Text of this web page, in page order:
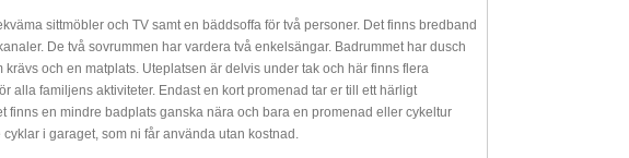
sittmöbler och TV samt en bäddsoffa för två personer. Det finns bredband
De två sovrummen har vardera två enkelsängar. Badrummet har dusch
och en matplats. Uteplatsen är delvis under tak och här finns flera
alla familjens aktiviteter. Endast en kort promenad tar er till ett härligt
finns en mindre badplats ganska nära och bara en promenad eller cykeltur
i garaget, som ni får använda utan kostnad.